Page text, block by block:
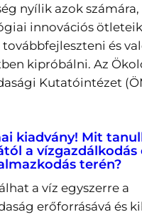
nyílik azok
innovációs
és
kipróbálni. Az
Kutatóintézet
kiadvány! Mit
a vízgazdálkodás
terén?
a víz egyszerre a
erőforrásává és